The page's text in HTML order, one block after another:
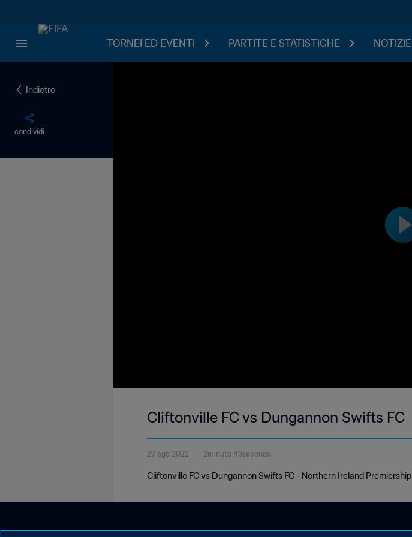
TORNEI ED EVENTI PARTITE E STATISTICHE NOTIZIE
Indietro
condividi
Cliftonville FC vs Dungannon Swifts FC
27 ago 2022 2minuto 43secondo
Cliftonville FC vs Dungannon Swifts FC - Northern Ireland Premiership